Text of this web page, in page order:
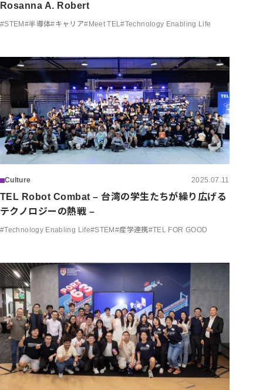
Rosanna A. Robert
#STEM #半導体#キャリア# Meet TEL#Technology Enabling Life
Culture 2025.07.11
TEL Robot Combat – 台湾の学生たちが繰り広げる
テクノロジーの熱戦 –
#Technology Enabling Life#STEM #産学連携#TEL FOR GOOD